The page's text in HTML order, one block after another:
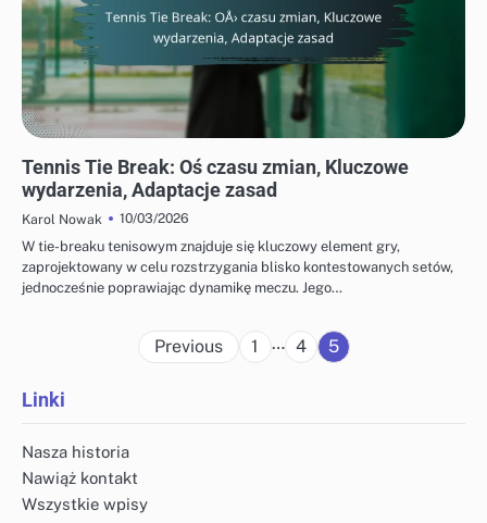
Tennis Tie Break: Oś czasu zmian, Kluczowe
wydarzenia, Adaptacje zasad
Karol Nowak
10/03/2026
W tie-breaku tenisowym znajduje się kluczowy element gry,
zaprojektowany w celu rozstrzygania blisko kontestowanych setów,
jednocześnie poprawiając dynamikę meczu. Jego…
Posts
Previous 1 … 4 5
Linki
Nasza historia
Nawiąż kontakt
Wszystkie wpisy